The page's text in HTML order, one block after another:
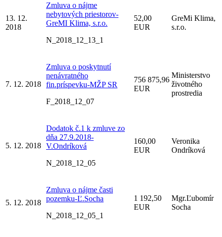
13. 12.
2018
Zmluva o nájme
nebytových priestorov-
GreMI Klima, s.r.o.
N_2018_12_13_1
52,00
EUR
GreMi Klima,
s.r.o.
7. 12. 2018
Zmluva o poskytnutí
nenávratného
fin.príspevku-MŽP SR
F_2018_12_07
756 875,96
EUR
Ministerstvo
životného
prostredia
5. 12. 2018
Dodatok č.1 k zmluve zo
dňa 27.9.2018-
V.Ondríková
N_2018_12_05
160,00
EUR
Veronika
Ondríková
5. 12. 2018
Zmluva o nájme časti
pozemku-Ľ.Socha
N_2018_12_05_1
1 192,50
EUR
Mgr.Ľubomír
Socha